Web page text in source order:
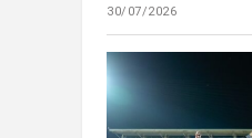
30/07/2026